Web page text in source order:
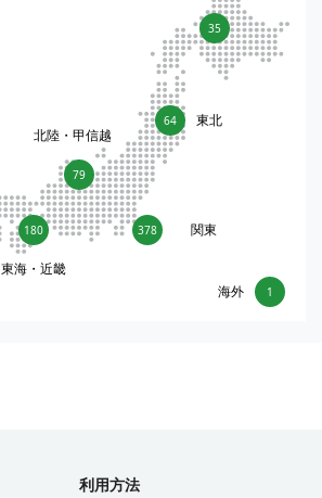
35
64 東北
378 関東
79
北陸・甲信越
180
東海・近畿
1
海外
利用方法